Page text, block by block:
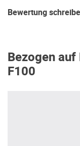
Bewertung
Bezogen
F100